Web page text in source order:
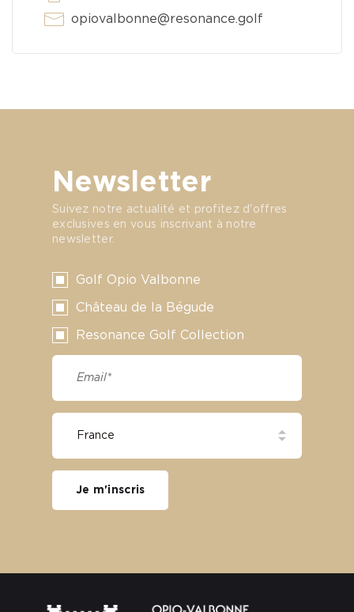
opiovalbonne@resonance.golf
Newsletter
Suivez notre actualité et profitez d'offres
exclusives en vous inscrivant à notre
newsletter.
Golf Opio Valbonne
Château de la Bégude
Resonance Golf Collection
Je m'inscris